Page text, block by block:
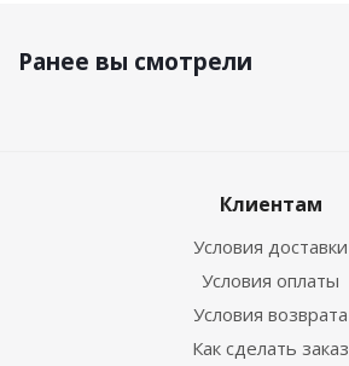
Ранее вы смотрели
Клиентам
Условия доставки
Условия оплаты
Условия возврата
Как сделать заказ